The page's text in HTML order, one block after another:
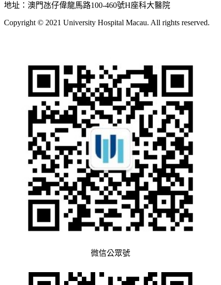
地址：澳門氹仔偉龍馬路100-460號H座科大醫院
Copyright © 2021 University Hospital Macau. All rights reserved.
微信公眾號